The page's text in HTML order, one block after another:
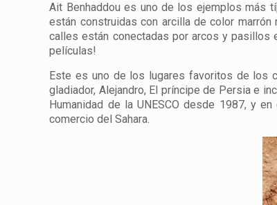
Ait Benhaddou es uno de los ejemplos más
están construidas con arcilla de color
calles están conectadas por arcos y pasillos
películas!
Este es uno de los lugares favoritos de los
gladiador, Alejandro, El príncipe de Persia e
Humanidad de la UNESCO desde 1987, y
comercio del Sahara.